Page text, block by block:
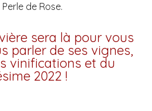
de Rose.
sera là pour vous
parler de ses vignes,
vinifications et du
2022 !